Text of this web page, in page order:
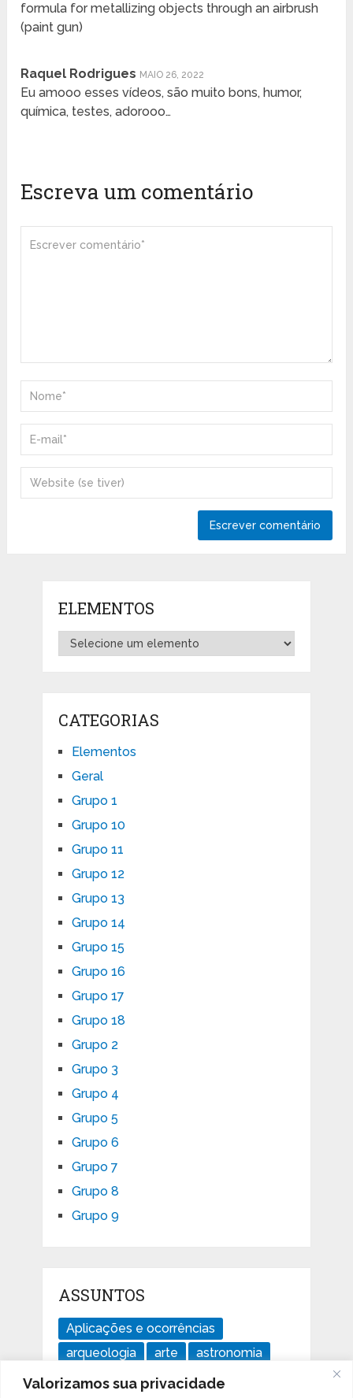
Valorizamos sua privacidade
formula for metallizing objects through an airbrush
(paint gun)
Raquel Rodrigues MAIO 26, 2022
Eu amooo esses vídeos, são muito bons, humor,
química, testes, adorooo…
Escreva um comentário
ELEMENTOS
CATEGORIAS
Elementos
Geral
Grupo 1
Grupo 10
Grupo 11
Grupo 12
Grupo 13
Grupo 14
Grupo 15
Grupo 16
Grupo 17
Grupo 18
Grupo 2
Grupo 3
Grupo 4
Grupo 5
Grupo 6
Grupo 7
Grupo 8
Grupo 9
ASSUNTOS
Aplicações e ocorrências
arqueologia
arte
astronomia
divertido
ensaios
geologia